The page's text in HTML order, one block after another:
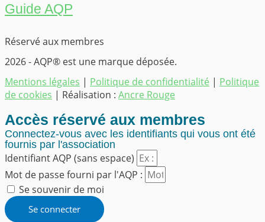
Guide AQP
Réservé aux membres
2026 - AQP® est une marque déposée.
Mentions légales | Politique de confidentialité | Politique
de cookies | Réalisation : Ancre Rouge
Accès réservé aux membres
Connectez-vous avec les identifiants qui vous ont été
fournis par l'association
Identifiant AQP (sans espace)
Mot de passe fourni par l'AQP :
Se souvenir de moi
Se connecter